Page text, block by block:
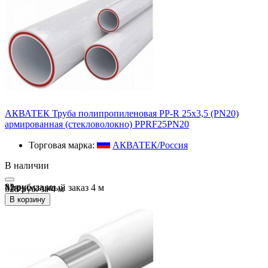
АКВАТЕК Труба полипропиленовая PP-R 25х3,5 (PN20)
армированная (стекловолокно) PPRF25PN20
Торговая марка:
АКВАТЕК/Россия
В наличии
82 руб.зам
328 руб. за 4 м
Минимальный заказ 4 м
В корзину